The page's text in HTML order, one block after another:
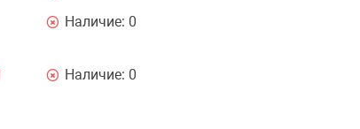
Наличие: 0
Наличие: 0